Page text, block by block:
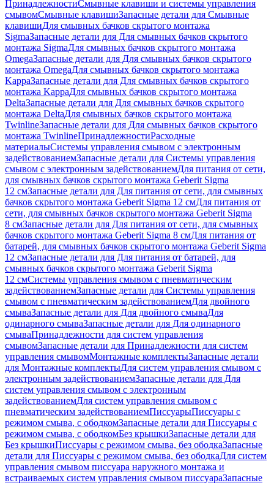
ПринадлежностиСмывные клавиши и системы управления
смывомСмывные клавишиЗапасные детали для Смывные
клавишиДля смывных бачков скрытого монтажа
SigmaЗапасные детали для Для смывных бачков скрытого
монтажа SigmaДля смывных бачков скрытого монтажа
OmegaЗапасные детали для Для смывных бачков скрытого
монтажа OmegaДля смывных бачков скрытого монтажа
KappaЗапасные детали для Для смывных бачков скрытого
монтажа KappaДля смывных бачков скрытого монтажа
DeltaЗапасные детали для Для смывных бачков скрытого
монтажа DeltaДля смывных бачков скрытого монтажа
TwinlineЗапасные детали для Для смывных бачков скрытого
монтажа TwinlineПринадлежностиРасходные
материалыСистемы управления смывом с электронным
задействованиемЗапасные детали для Системы управления
смывом с электронным задействованиемДля питания от сети,
для смывных бачков скрытого монтажа Geberit Sigma
12 смЗапасные детали для Для питания от сети, для смывных
бачков скрытого монтажа Geberit Sigma 12 смДля питания от
сети, для смывных бачков скрытого монтажа Geberit Sigma
8 смЗапасные детали для Для питания от сети, для смывных
бачков скрытого монтажа Geberit Sigma 8 смДля питания от
батарей, для смывных бачков скрытого монтажа Geberit Sigma
12 смЗапасные детали для Для питания от батарей, для
смывных бачков скрытого монтажа Geberit Sigma
12 смСистемы управления смывом с пневматическим
задействованиемЗапасные детали для Системы управления
смывом с пневматическим задействованиемДля двойного
смываЗапасные детали для Для двойного смываДля
одинарного смываЗапасные детали для Для одинарного
смываПринадлежности для систем управления
смывомЗапасные детали для Принадлежности для систем
управления смывомМонтажные комплектыЗапасные детали
для Монтажные комплектыДля систем управления смывом с
электронным задействованиемЗапасные детали для Для
систем управления смывом с электронным
задействованиемДля систем управления смывом с
пневматическим задействованиемПиссуарыПиссуары с
режимом смыва, с ободкомЗапасные детали для Писсуары с
режимом смыва, с ободкомБез крышкиЗапасные детали для
Без крышкиПиссуары с режимом смыва, без ободкаЗапасные
детали для Писсуары с режимом смыва, без ободкаДля систем
управления смывом писсуара наружного монтажа и
встраиваемых систем управления смывом писсуараЗапасные